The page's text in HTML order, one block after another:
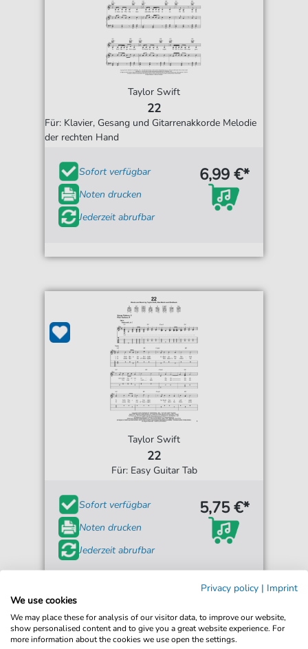
Taylor Swift
22
Für: Klavier, Gesang und Gitarrenakkorde Melodie
der rechten Hand
Sofort verfügbar
Noten drucken
Jederzeit abrufbar
6,99 €*
Taylor Swift
22
Für: Easy Guitar Tab
Sofort verfügbar
Noten drucken
Jederzeit abrufbar
5,75 €*
Privacy policy | Imprint
We use cookies
We may place these for analysis of our visitor data, to improve our website,
show personalised content and to give you a great website experience. For
more information about the cookies we use open the settings.